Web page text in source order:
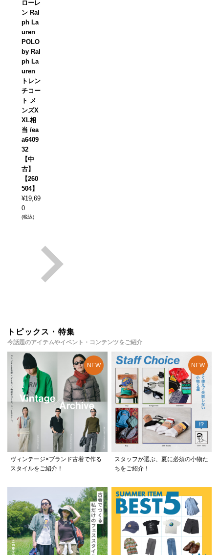
ローレ
ン Ral
ph La
uren
POLO
by Ral
ph La
uren
トレン
チコー
ト メ
ンズX
XL相
当 /ea
a6409
32
【中
古】
【260
504】
¥19,69
0
(税込)
トピックス・特集
今話題のアイテムやイベント・コンテンツをご紹介
ヴィンテージ×ブランド古着で作る
スタイルをご紹介！
スタッフが選ぶ、夏に必須の小物た
ちをご紹介！